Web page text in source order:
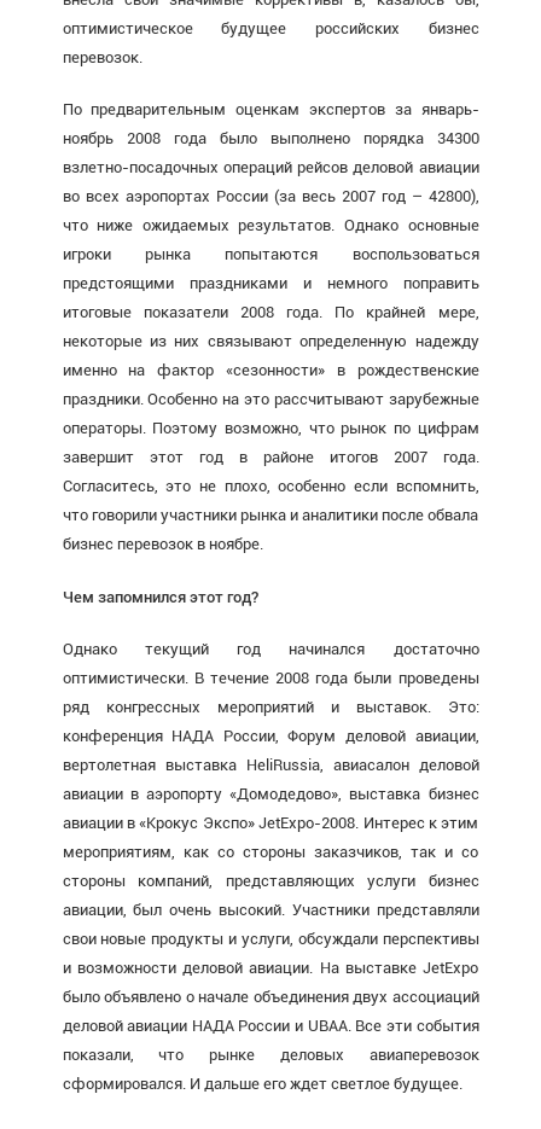
оптимистическое будущее российских бизнес
перевозок.
По предварительным оценкам экспертов за январь-
ноябрь 2008 года было выполнено порядка 34300
взлетно-посадочных операций рейсов деловой авиации
во всех аэропортах России (за весь 2007 год – 42800),
что ниже ожидаемых результатов. Однако основные
игроки рынка попытаются воспользоваться
предстоящими праздниками и немного поправить
итоговые показатели 2008 года. По крайней мере,
некоторые из них связывают определенную надежду
именно на фактор «сезонности» в рождественские
праздники. Особенно на это рассчитывают зарубежные
операторы. Поэтому возможно, что рынок по цифрам
завершит этот год в районе итогов 2007 года.
Согласитесь, это не плохо, особенно если вспомнить,
что говорили участники рынка и аналитики после обвала
бизнес перевозок в ноябре.
Чем запомнился этот год?
Однако текущий год начинался достаточно
оптимистически. В течение 2008 года были проведены
ряд конгрессных мероприятий и выставок. Это:
конференция НАДА России, Форум деловой авиации,
вертолетная выставка HeliRussia, авиасалон деловой
авиации в аэропорту «Домодедово», выставка бизнес
авиации в «Крокус Экспо» JetExpo-2008. Интерес к этим
мероприятиям, как со стороны заказчиков, так и со
стороны компаний, представляющих услуги бизнес
авиации, был очень высокий. Участники представляли
свои новые продукты и услуги, обсуждали перспективы
и возможности деловой авиации. На выставке JetExpo
было объявлено о начале объединения двух ассоциаций
деловой авиации НАДА России и UBAA. Все эти события
показали, что рынке деловых авиаперевозок
сформировался. И дальше его ждет светлое будущее.